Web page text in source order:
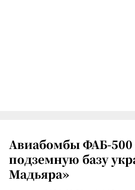
Авиабомбы ФАБ-
подземную базу
Мадьяра»